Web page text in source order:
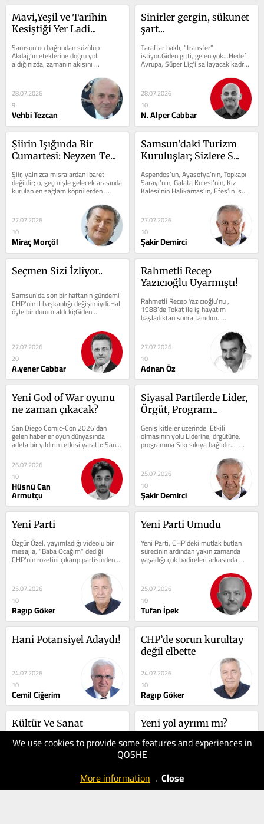
We use cookies to provide some features and experiences in
QOSHE
More information . Close
Mavi,Yeşil ve Tarihin
Kesiştiği Yer Ladi...
​Samsun’un bağrından süzülüp
Akdağ’ın eteklerine doğru yol
aldığınızda, zamanın akışını
yavaşlatan büyüleyici bir dünyaya...
28.07.2026
9
Vehbi Tezcan
Sinirler gergin, sükunet
şart...
Taraftar haklı, "transfer"
istiyor.Giden gitti, gelen yok...Hedef
Avrupa, Süper Lig'i sallayacak kadro
nerde? diyor taraftar.Hedefine...
28.07.2026
10
N. Alper Cabbar
Şiirin Işığında Bir
Cumartesi: Neyzen Te...
Şiir, yalnızca mısralardan ibaret
değildir; o, geçmişle gelecek arasında
kurulan en sağlam köprülerden
biridir. Şairler ise bu köprünün...
27.07.2026
10
Miraç Morçöl
Samsun’daki Turizm
Kuruluşlar; Sizlere S...
Aspendos’un, Ayasofya’nın, Topkapı
Sarayı’nın, Galata Kulesi’nin, Kız
Kalesi’nin Halikarnas’ın, Efes’in İsmi
27.07.2026
10
Şakir Demirci
Seçmen Sizi İzliyor..
Samsun'da son bir haftanın gündemi
CHP'nin il başkanlığı değişimiydi.Hal
öyle bir durum aldı ki;Giden
küstü,Gelen de...
27.07.2026
20
A.yener Cabbar
Rahmetli Recep
Yazıcıoğlu Uyarmıştı!
Rahmetli Recep Yazıcıoğlu’nu ,
1988’de Tokat ile iş hayatım
başladıktan sonra tanıdım.
Rahmetliyi Tokat Valiliği döneminde...
27.07.2026
10
Adnan Öz
Yeni God of War oyunu
ne zaman çıkacak?
San Diego Comic-Con 2026’dan
gelen haberler oyun dünyasında
adeta bir yıldırım etkisi yarattı: Santa
Monica Studio, God of War Laufey
oyununun...
26.07.2026
10
Hüsnü Can
Armutçu
Siyasal Partilerde Lider,
Örgüt, Program...
Geniş kitleler üzerinde  Etkili
olmasının yolu Liderine, örgütüne,
programına Sıkı sıkıya bağlıdır...
Güven veren, mücadeleci...
25.07.2026
10
Şakir Demirci
Yeni Parti
Özgür Özel, yayımladığı videolu bir
mesajla, "Baba Ocağım" dediği
CHP'nin rozetini çıkarıp partisinden
25.07.2026
10
Ragıp Göker
Yeni Parti Umudu
Yeni Parti, CHP'deki mutlak butlan
sürecinin ardından yakın zamanda
yaşadığı çok badireleri arkasında
bırakıp yoluna inanmış...
25.07.2026
10
Tufan İpek
Hani Potansiyel Adaydı!
24.07.2026
10
Cemil Ciğerim
CHP’de sorun kurultay
değil elbette
24.07.2026
10
Ragıp Göker
Kültür Ve Sanat
Yeni yol ayrımı mı?
24.07.2026
Osman Çetin